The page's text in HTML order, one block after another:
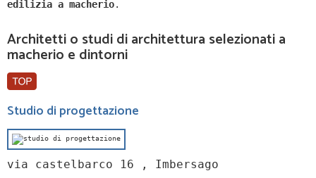
edilizia a macherio.
Architetti o studi di architettura selezionati a
macherio e dintorni
Studio di progettazione
via castelbarco 16 , Imbersago